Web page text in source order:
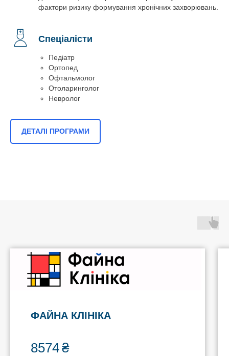
фактори ризику формування хронічних захворювань.
Спеціалісти
Педіатр
Ортопед
Офтальмолог
Отоларинголог
Невролог
ДЕТАЛІ ПРОГРАМИ
ФАЙНА КЛІНІКА
8574₴